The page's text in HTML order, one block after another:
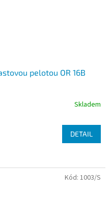
pelotou OR 16B
Skladem
DETAIL
Kód: 1003/S